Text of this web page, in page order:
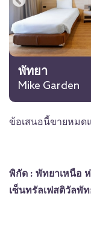
พัทยา
Mike Garden
ข้อเสนอนี้ขายหมด
พิกัด : พัทยาเหนือ
เซ็นทรัลเฟสติวัลพั